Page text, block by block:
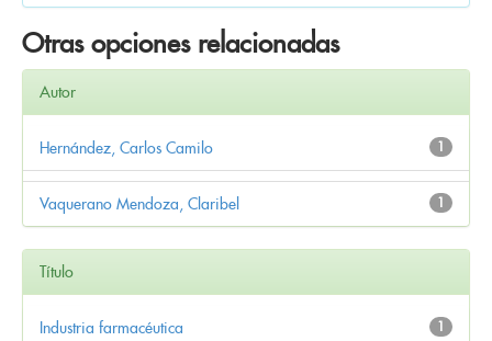
Otras opciones relacionadas
Autor
1
Hernández, Carlos Camilo
1
Vaquerano Mendoza, Claribel
Título
1
Industria farmacéutica